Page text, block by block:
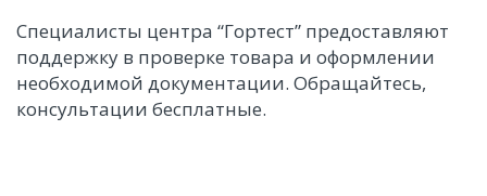
Специалисты центра “Гортест” предоставляют
поддержку в проверке товара и оформлении
необходимой документации. Обращайтесь,
консультации бесплатные.